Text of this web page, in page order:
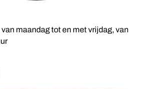
maandag tot en met vrijdag, van